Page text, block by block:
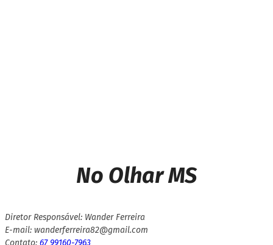
No Olhar MS
Diretor Responsável: Wander Ferreira
E-mail: wanderferreira82@gmail.com
Contato: 67 99160-7963